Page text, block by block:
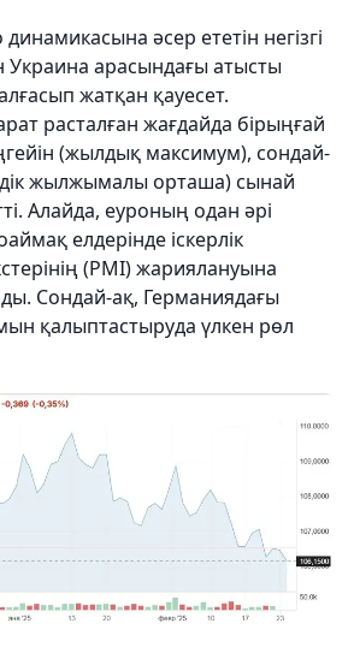
динамикасына әсер ететін негізгі
Украина арасындағы атысты
жатқан қауесет.
расталған жағдайда бірыңғай
(жылдық максимум), сондай-
жылжымалы орташа) сынай
Алайда, еуроның одан әрі
елдерінде іскерлік
(PMI) жариялануына
Сондай-ақ, Германиядағы
қалыптастыруда үлкен рөл